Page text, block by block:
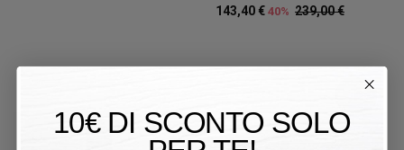
239,00 €
143,40 € 40%
10€ DI SCONTO SOLO